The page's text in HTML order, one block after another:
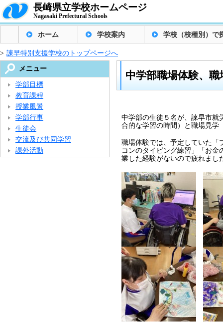
長崎県立学校ホームページ
Nagasaki Prefectural Schools
ホーム 学校案内 学校（校種別）で
> 諫早特別支援学校のトップページへ
中学部職場体験、職
中学部の生徒５名が、諫早市就
合的な学習の時間）と職場見学
職場体験では、予定していた「
コンのタイピング練習」「お
業した経験がないので疲れまし
メニュー
学部目標
教育課程
授業風景
学部行事
生徒会
交流及び共同学習
課外活動